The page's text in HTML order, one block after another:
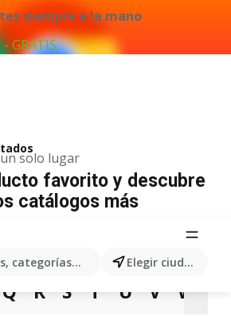
siempre a la mano
GRATIS
solo lugar
categorías, productos... Elegir ciudad
favorito y descubre
catálogos más
D E F H I J
Q R S T U V W